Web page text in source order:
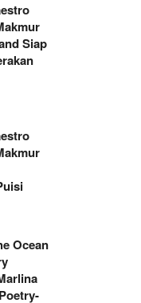
Siap
Ocean